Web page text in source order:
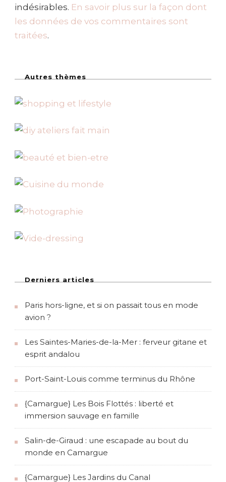
indésirables. En savoir plus sur la façon dont
les données de vos commentaires sont
traitées.
Autres thèmes
Derniers articles
Paris hors-ligne, et si on passait tous en mode
avion ?
Les Saintes-Maries-de-la-Mer : ferveur gitane et
esprit andalou
Port-Saint-Louis comme terminus du Rhône
{Camargue} Les Bois Flottés : liberté et
immersion sauvage en famille
Salin-de-Giraud : une escapade au bout du
monde en Camargue
{Camargue} Les Jardins du Canal